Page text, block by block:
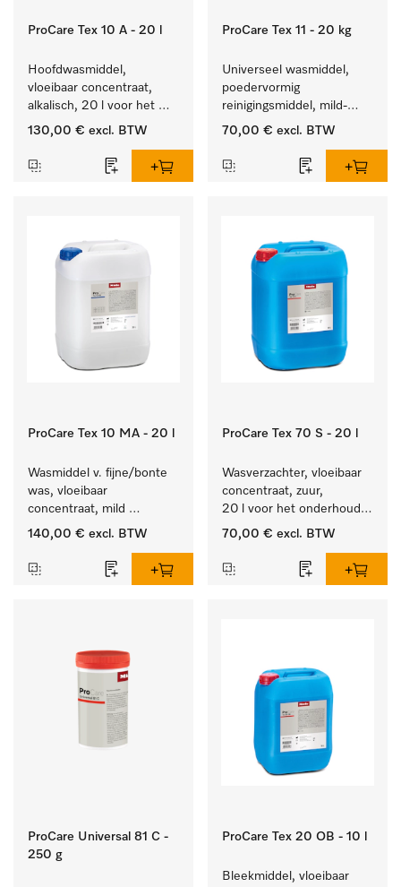
ProCare Tex 10 A - 20 l
Hoofdwasmiddel,
vloeibaar concentraat,
alkalisch, 20 l voor het
reinigen van wit wasgoed
130,00 € excl. BTW
ProCare Tex 11 - 20 kg
Universeel wasmiddel,
poedervormig
reinigingsmiddel, mild-
alkalisch, 20 kg voor het
en kleurechte bonte was.
70,00 € excl. BTW
ProCare Tex 10 MA - 20 l
Wasmiddel v. fijne/bonte
was, vloeibaar
concentraat, mild
alkalisch, 20 l voor het
en gevoelig textiel.
140,00 € excl. BTW
ProCare Tex 70 S - 20 l
Wasverzachter, vloeibaar
concentraat, zuur,
20 l voor het onderhoud
van vezels zodat het
70,00 € excl. BTW
ProCare Universal 81 C -
250 g
ProCare Tex 20 OB - 10 l
Bleekmiddel, vloeibaar